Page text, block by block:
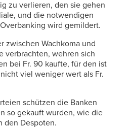
zu verlieren, den sie gehen
und die notwendigen
wird gemildert.
zwischen Wachkoma und
verbrachten, wehren sich
bei Fr. 90 kaufte, für den ist
viel weniger wert als Fr.
schützen die Banken
so gekauft wurden, wie die
den Despoten.